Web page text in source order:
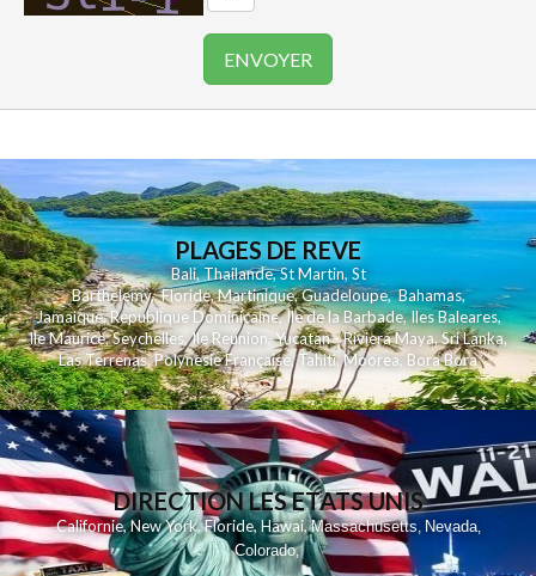
PLAGES DE REVE
Bali,Thailande,St Martin,St
Barthelemy,Floride,Martinique,Guadeloupe,Bahamas,
Jamaique,Republique Dominicaine,Ile de la Barbade,Iles Baleares,
Ile Maurice,Seychelles,Ile Reunion,Yucatan - Riviera Maya,Sri Lanka,
Las Terrenas,Polynesie Française,Tahiti,Moorea, Bora Bora
DIRECTION LES ETATS UNIS
Californie,New York,Floride,Hawai,Massachusetts, Nevada,
Colorado,